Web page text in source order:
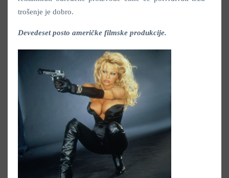
trošenje je dobro.
Devedeset posto američke filmske produkcije.